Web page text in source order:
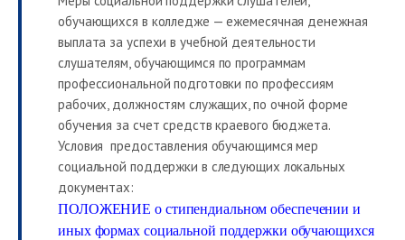
обучающихся в колледже — ежемесячная денежная
выплата за успехи в учебной деятельности
слушателям, обучающимся по программам
профессиональной подготовки по профессиям
рабочих, должностям служащих, по очной форме
обучения за счет средств краевого бюджета.
Условия предоставления обучающимся мер
социальной поддержки в следующих локальных
документах:
ПОЛОЖЕНИЕ о стипендиальном обеспечении и
иных формах социальной поддержки обучающихся